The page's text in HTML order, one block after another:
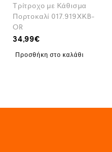
Τρίτροχο με Κάθισμα
Πορτοκαλί 017.919XKB-
OR
34,99€
Προσθήκη στο καλάθι